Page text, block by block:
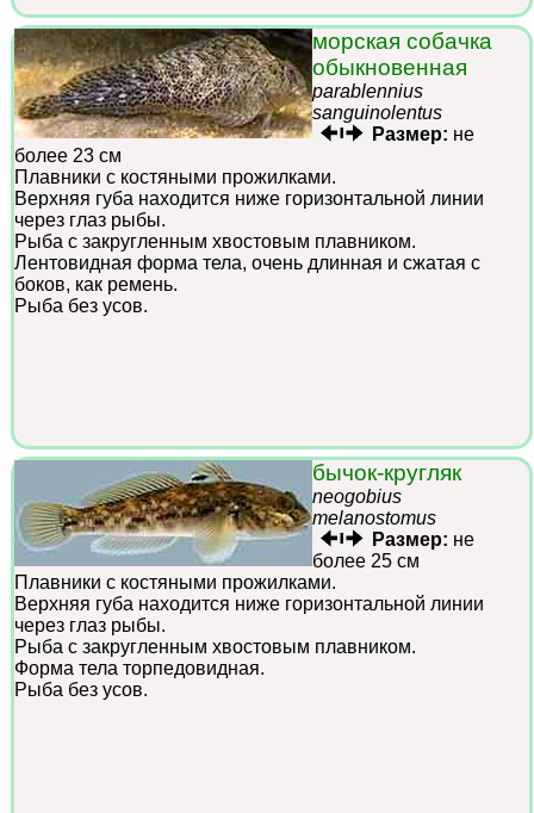
морская собачка
обыкновенная
parablennius
sanguinolentus
Размер: не
более 23 см
Плавники с костяными прожилками.
Верхняя губа находится ниже горизонтальной линии
через глаз рыбы.
Рыба с закругленным хвостовым плавником.
Лентовидная форма тела, очень длинная и сжатая с
боков, как ремень.
Рыба без усов.
бычок-кругляк
neogobius
melanostomus
Размер: не
более 25 см
Плавники с костяными прожилками.
Верхняя губа находится ниже горизонтальной линии
через глаз рыбы.
Рыба с закругленным хвостовым плавником.
Форма тела торпедовидная.
Рыба без усов.